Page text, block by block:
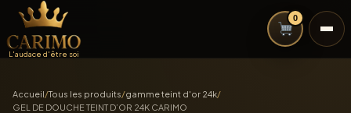
L'audace d'être soi
0
Accueil/Tous les produits/gamme teint d'or 24k/
GEL DE DOUCHE TEINT D’OR 24K CARIMO